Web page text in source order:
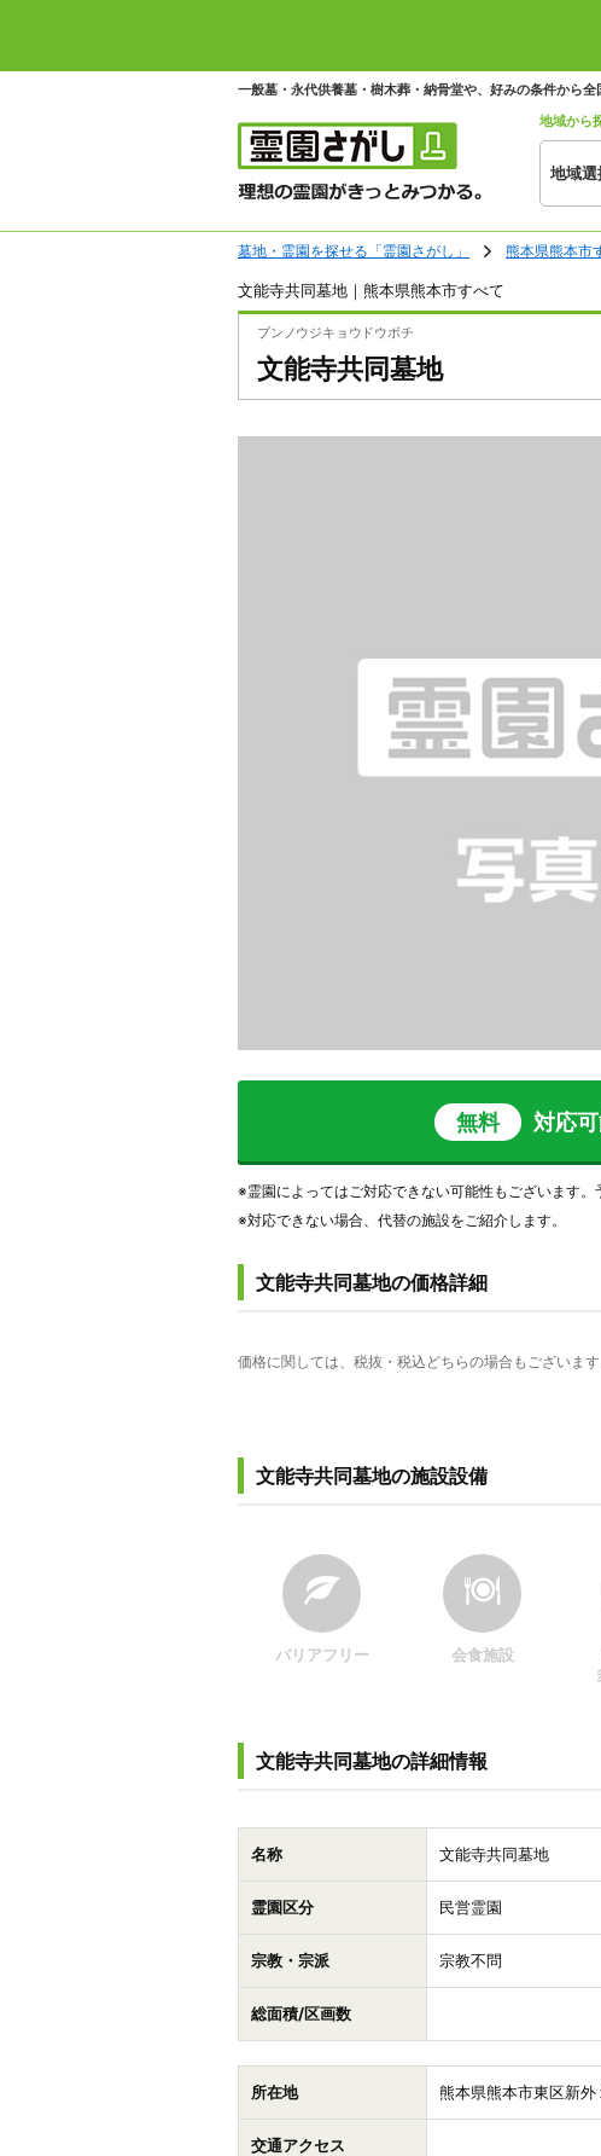
一般墓・永代供養墓・樹木葬・納骨堂や、好みの条件から
地域から
地域選
墓地・霊園を探せる「霊園さがし」 熊本県熊本市
文能寺共同墓地｜熊本県熊本市すべて
ブンノウジキョウドウボチ
文能寺共同墓地
無料 対応
※霊園によってはご対応できない可能性もございます。
※対応できない場合、代替の施設をご紹介します。
文能寺共同墓地の価格詳細
価格に関しては、税抜・税込どちらの場合もございま
文能寺共同墓地の施設設備
バリアフリー 会食施設
文能寺共同墓地の詳細情報
名称 文能寺共同墓地
霊園区分 民営霊園
宗教・宗派
宗教不問
総面積/区画数
所在地 熊本県熊本市東区新外
交通アクセス